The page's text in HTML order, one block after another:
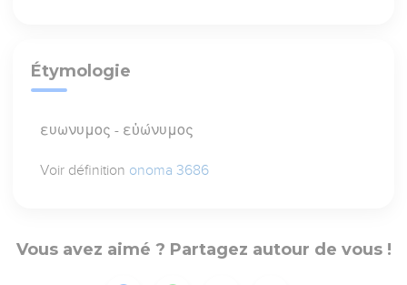
Étymologie
ευωνυμος - εὐώνυμος
Voir définition onoma 3686
Vous avez aimé ? Partagez autour de vous !